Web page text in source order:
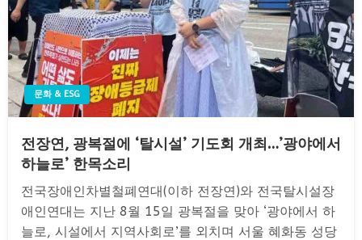
문화 & ESG
전장연, 광복절에 ‘탈시설’ 기도회 개최…’광야에서
하늘로’ 한목소리
전국장애인차별철폐연대(이하 전장연)와 전국탈시설장
애인연대는 지난 8월 15일 광복절을 맞아 ‘광야에서 하
늘로, 시설에서 지역사회로’를 외치며 서울 혜화동 성당